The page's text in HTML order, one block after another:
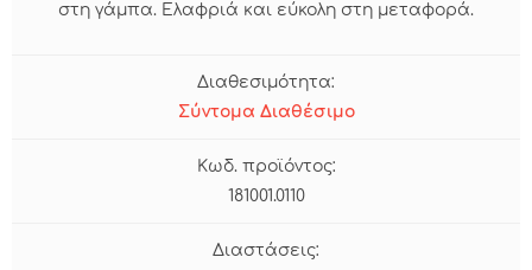
στη γάμπα. Ελαφριά και εύκολη στη μεταφορά.
Διαθεσιμότητα:
Σύντομα Διαθέσιμο
Κωδ. προϊόντος:
181001.0110
Διαστάσεις: